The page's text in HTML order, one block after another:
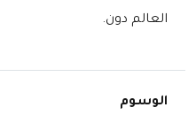
العالم دون.
الوسوم